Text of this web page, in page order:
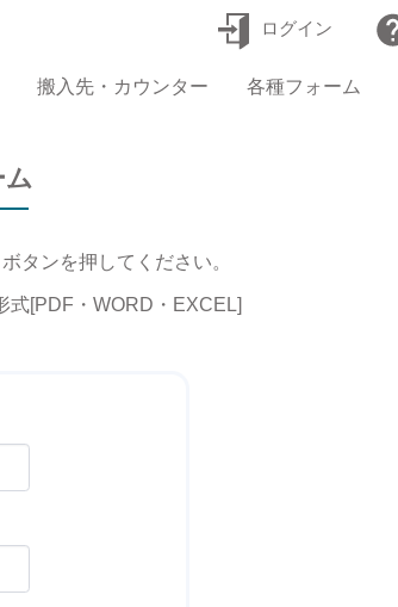
ログイン
搬入先・カウンター 各種フォーム
タンを押してください。
式[PDF・WORD・EXCEL]